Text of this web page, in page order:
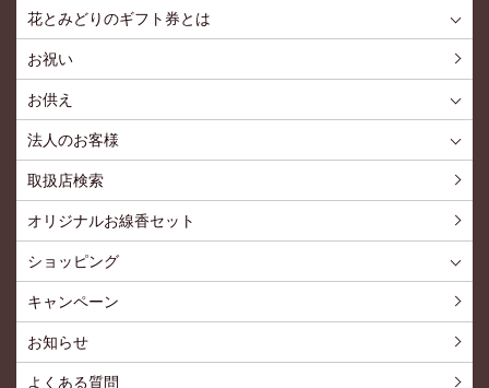
花とみどりのギフト券とは
お祝い
お供え
法人のお客様
取扱店検索
オリジナルお線香セット
ショッピング
キャンペーン
お知らせ
よくある質問